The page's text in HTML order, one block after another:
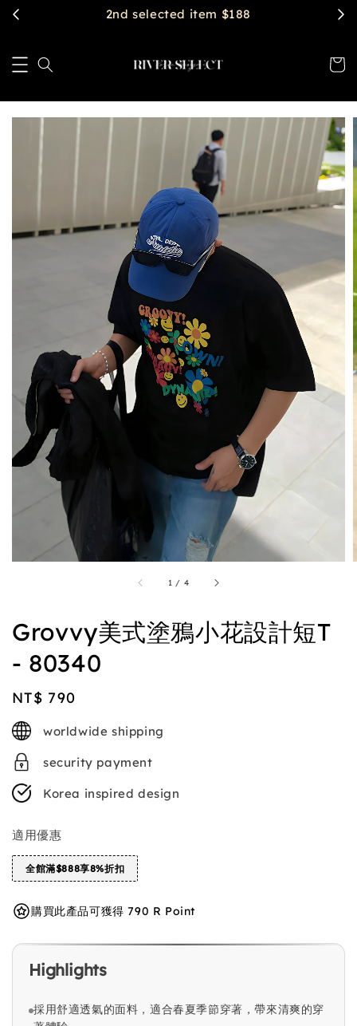
2nd selected item $188
1 / 4
Grovvy美式塗鴉小花設計短T
- 80340
Regular
price
NT$ 790
worldwide shipping
security payment
Korea inspired design
適用優惠
全館滿$888享8%折扣
購買此產品可獲得 790 R Point
Highlights
採用舒適透氣的面料，適合春夏季節穿著，帶來清爽的穿